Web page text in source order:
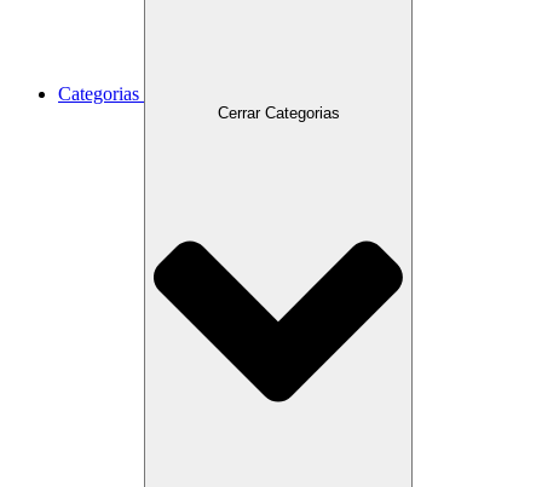
Categorias
Cerrar Categorias